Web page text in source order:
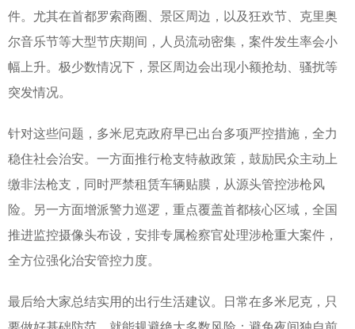
件。尤其在首都罗索商圈、景区周边，以及狂欢节、克里奥
尔音乐节等大型节庆期间，人员流动密集，案件发生率会小
幅上升。极少数情况下，景区周边会出现小额抢劫、骚扰等
突发情况。
针对这些问题，多米尼克政府早已出台多项严控措施，全力
稳住社会治安。一方面推行枪支特赦政策，鼓励民众主动上
缴非法枪支，同时严禁租赁车辆贴膜，从源头管控涉枪风
险。另一方面增派警力巡逻，重点覆盖首都核心区域，全国
推进监控摄像头布设，安排专属检察官处理涉枪重大案件，
全方位强化治安管控力度。
最后给大家总结实用的出行生活建议。日常在多米尼克，只